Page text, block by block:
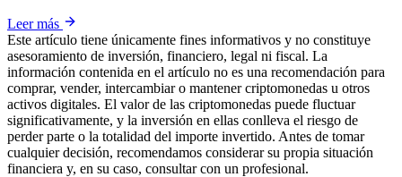
Leer más
Este artículo tiene únicamente fines informativos y no constituye
asesoramiento de inversión, financiero, legal ni fiscal. La
información contenida en el artículo no es una recomendación para
comprar, vender, intercambiar o mantener criptomonedas u otros
activos digitales. El valor de las criptomonedas puede fluctuar
significativamente, y la inversión en ellas conlleva el riesgo de
perder parte o la totalidad del importe invertido. Antes de tomar
cualquier decisión, recomendamos considerar su propia situación
financiera y, en su caso, consultar con un profesional.